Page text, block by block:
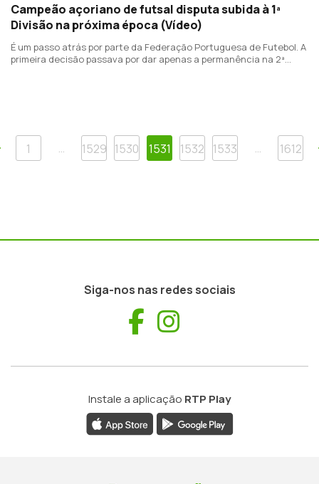
Campeão açoriano de futsal disputa subida à 1ª
Divisão na próxima época (Vídeo)
É um passo atrás por parte da Federação Portuguesa de Futebol. A
primeira decisão passava por dar apenas a permanência na 2ª
Anterior
1 … 1529 1530 1531 1532 1533 … 1612
Siga-nos nas redes sociais
Facebook
Instale a aplicação RTP Play